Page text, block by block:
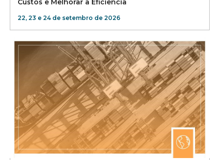
22, 23 e 24 de setembro de 2026